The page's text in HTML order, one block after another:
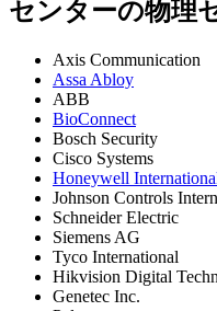
センターの物理
Axis Communication
Assa Abloy
ABB
BioConnect
Bosch Security
Cisco Systems
Honeywell
Johnson Controls
Schneider Electric
Siemens AG
Tyco International
Hikvision Digital
Genetec Inc.